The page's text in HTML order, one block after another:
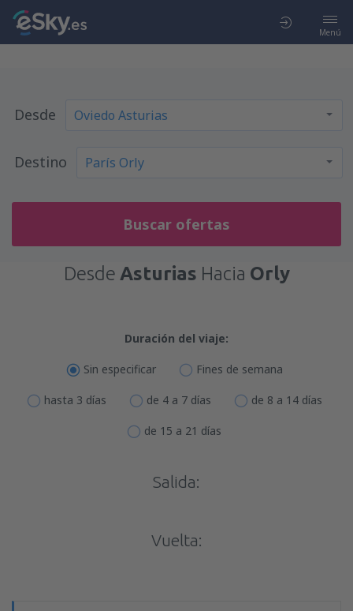
Menú
Desde
Destino
Buscar ofertas
Desde Asturias Hacia Orly
Duración del viaje:
Sin especificar Fines de semana
hasta 3 días de 4 a 7 días de 8 a 14 días
de 15 a 21 días
Salida:
Vuelta: